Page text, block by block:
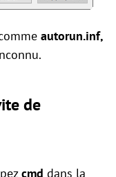
autorun.inf,
de
cmd dans la